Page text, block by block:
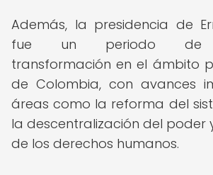
Además, la presidencia de
fue un periodo de
transformación en el ámbito
de Colombia, con avances
áreas como la reforma del
la descentralización del poder
de los derechos humanos.